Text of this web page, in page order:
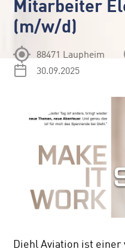
Mitarbeiter
(m/w/d)
88471 Laupheim
30.09.2025
Diehl Aviation ist